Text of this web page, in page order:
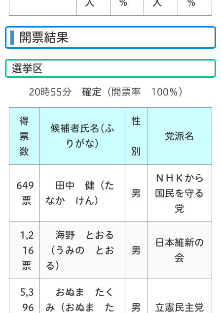
人 ％ 人 ％
開票結果
選挙区
20時55分 確定 （開票率 100％）
得
票
数
候補者氏名(ふ
りがな)
性
別
党派名
649
票
田中 健（た
なか けん）
男
ＮＨＫから
国民を守る
党
1,2
16
票
海野 とおる
（うみの とお
る）
男
日本維新の
会
5,3
96
おぬま たく
み（おぬま た
男 立憲民主党